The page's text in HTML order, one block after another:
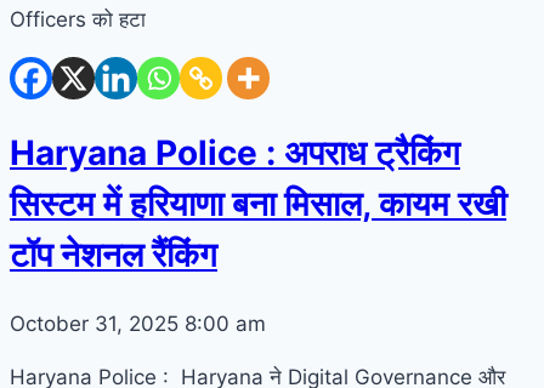
Officers को हटा
Haryana Police : अपराध ट्रैकिंग
सिस्टम में हरियाणा बना मिसाल, कायम रखी
टॉप नेशनल रैंकिंग
October 31, 2025 8:00 am
Haryana Police : Haryana ने Digital Governance और